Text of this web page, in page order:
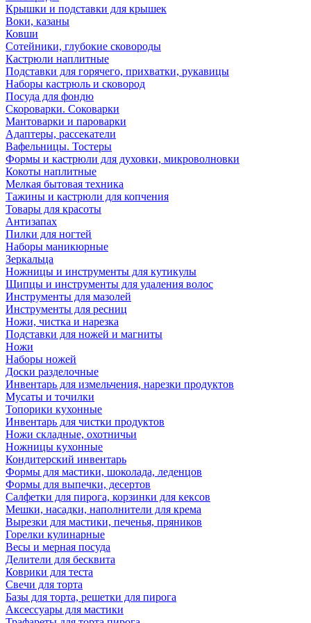
Крышки и подставки для крышек
Воки, казаны
Ковши
Сотейники, глубокие сковороды
Кастрюли наплитные
Подставки для горячего, прихватки, рукавицы
Наборы кастрюль и сковород
Посуда для фондю
Скороварки. Соковарки
Мантоварки и пароварки
Адаптеры, рассекатели
Вафельницы. Тостеры
Формы и кастрюли для духовки, микроволновки
Кокоты наплитные
Мелкая бытовая техника
Тажины и кастрюли для копчения
Товары для красоты
Антизапах
Пилки для ногтей
Наборы маникюрные
Зеркальца
Ножницы и инструменты для кутикулы
Щипцы и инструменты для удаления волос
Инструменты для мазолей
Инструменты для ресниц
Ножи, чистка и нарезка
Подставки для ножей и магниты
Ножи
Наборы ножей
Доски разделочные
Инвентарь для измельчения, нарезки продуктов
Мусаты и точилки
Топорики кухонные
Инвентарь для чистки продуктов
Ножи складные, охотничьи
Ножницы кухонные
Кондитерский инвентарь
Формы для мастики, шоколада, леденцов
Формы для выпечки, десертов
Салфетки для пирога, корзинки для кексов
Мешки, насадки, наполнители для крема
Вырезки для мастики, печенья, пряников
Горелки кулинарные
Весы и мерная посуда
Делители для бесквита
Коврики для теста
Свечи для торта
Базы для торта, решетки для пирога
Аксессуары для мастики